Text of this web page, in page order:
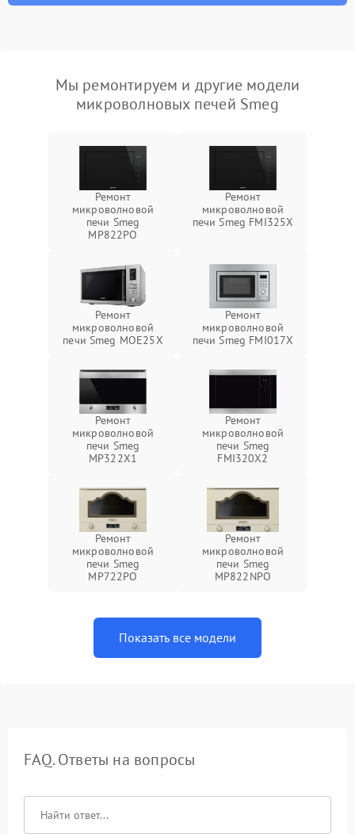
Мы ремонтируем и другие модели
микроволновых печей Smeg
Ремонт
микроволновой
печи Smeg
MP822PO
Ремонт
микроволновой
печи Smeg FMI325X
Ремонт
микроволновой
печи Smeg MOE25X
Ремонт
микроволновой
печи Smeg FMI017X
Ремонт
микроволновой
печи Smeg
MP322X1
Ремонт
микроволновой
печи Smeg
FMI320X2
Ремонт
микроволновой
печи Smeg
MP722PO
Ремонт
микроволновой
печи Smeg
MP822NPO
Показать все модели
FAQ. Ответы на вопросы